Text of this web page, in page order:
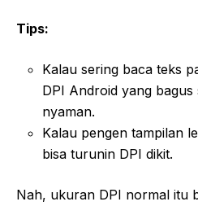
Tips:
Kalau sering baca teks
DPI Android yang
nyaman.
Kalau pengen tampilan
bisa turunin DPI dikit.
Nah, ukuran DPI normal itu